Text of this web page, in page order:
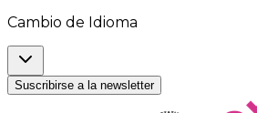
Cambio de Idioma
Suscribirse a la newsletter